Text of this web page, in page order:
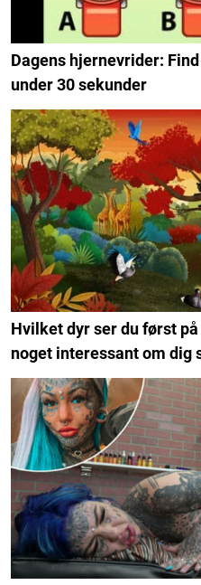
Dagens hjernevrider:
under 30 sekunder
Hvilket dyr ser du først
noget interessant om dig